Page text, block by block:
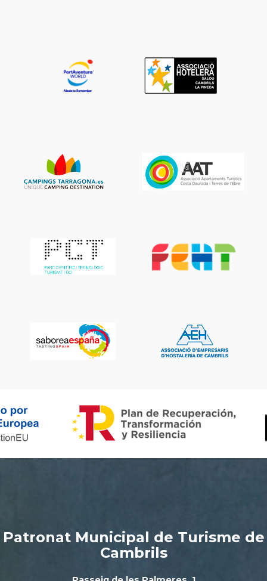
Patronat Municipal de Turisme de
Cambrils